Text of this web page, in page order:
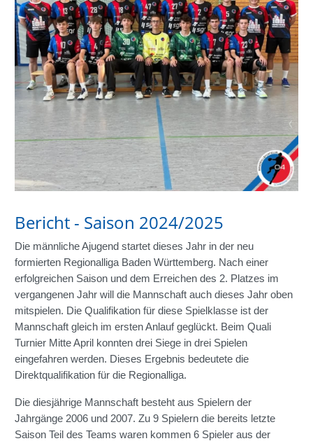
Bericht - Saison 2024/2025
Die männliche Ajugend startet dieses Jahr in der neu
formierten Regionalliga Baden Württemberg. Nach einer
erfolgreichen Saison und dem Erreichen des 2. Platzes im
vergangenen Jahr will die Mannschaft auch dieses Jahr oben
mitspielen. Die Qualifikation für diese Spielklasse ist der
Mannschaft gleich im ersten Anlauf geglückt. Beim Quali
Turnier Mitte April konnten drei Siege in drei Spielen
eingefahren werden. Dieses Ergebnis bedeutete die
Direktqualifikation für die Regionalliga.
Die diesjährige Mannschaft besteht aus Spielern der
Jahrgänge 2006 und 2007. Zu 9 Spielern die bereits letzte
Saison Teil des Teams waren kommen 6 Spieler aus der